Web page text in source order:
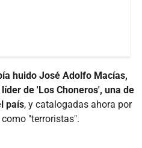
huido José Adolfo Macías,
de 'Los Choneros', una de
país, y catalogadas ahora por
"terroristas".